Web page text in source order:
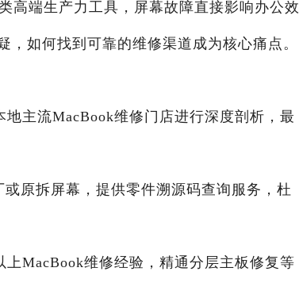
高端生产力工具，屏幕故障直接影响办公效
如何找到可靠的维修渠道成为核心痛点。
主流MacBook维修门店进行深度剖析，最
拆屏幕，提供零件溯源码查询服务，杜
维修经验，精通分层主板修复等